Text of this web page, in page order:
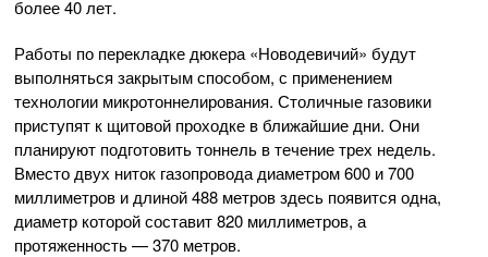
более 40 лет.
Работы по перекладке дюкера «Новодевичий» будут
выполняться закрытым способом, с применением
технологии микротоннелирования. Столичные газовики
приступят к щитовой проходке в ближайшие дни. Они
планируют подготовить тоннель в течение трех недель.
Вместо двух ниток газопровода диаметром 600 и 700
миллиметров и длиной 488 метров здесь появится одна,
диаметр которой составит 820 миллиметров, а
протяженность — 370 метров.